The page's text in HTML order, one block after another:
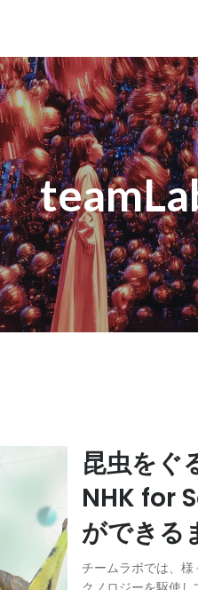
昆虫をぐ
NHK for
ができる
チームラボでは、
クノロジーを駆使